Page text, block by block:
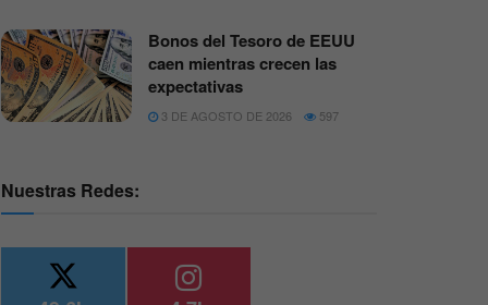
Bonos del Tesoro de EEUU
caen mientras crecen las
expectativas
3 DE AGOSTO DE 2026 597
Nuestras Redes: